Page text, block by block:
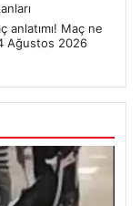
anlatımı! Maç ne
Ağustos 2026